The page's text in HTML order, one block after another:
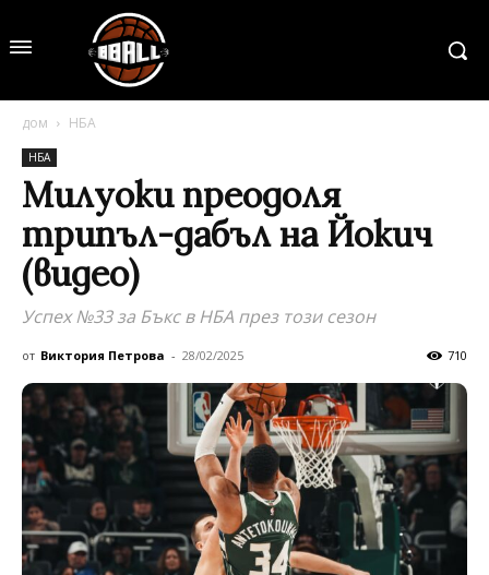
дом НБА
НБА
Милуоки преодоля
трипъл-дабъл на Йокич
(видео)
Успех №33 за Бъкс в НБА през този сезон
от Виктория Петрова - 28/02/2025 710